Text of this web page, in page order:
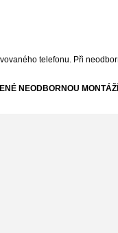
telefonu. Při
NEODBORNOU